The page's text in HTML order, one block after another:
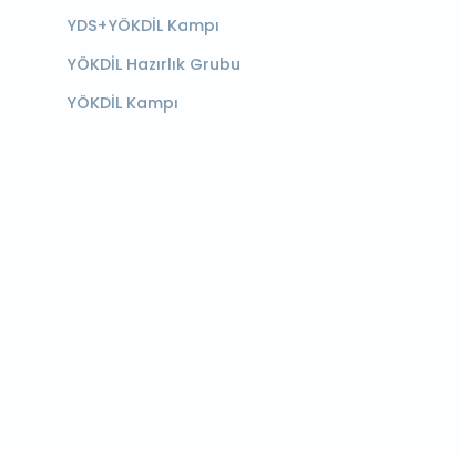
YDS+YÖKDİL Kampı
YÖKDİL Hazırlık Grubu
YÖKDİL Kampı